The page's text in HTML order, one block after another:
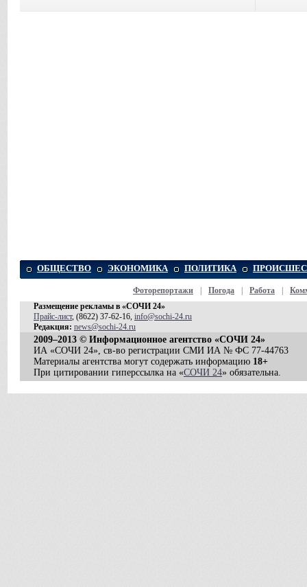
ОБЩЕСТВО ЭКОНОМИКА ПОЛИТИКА
Фоторепортажи Погода Работа
Размещение рекламы в «СОЧИ 24»
Прайс-лист, (8622) 37-62-16, info@sochi-24.ru
Редакция: news@sochi-24.ru
2009–2013 © Информационное агентство «СОЧИ 24»
ИА «СОЧИ 24», св-во регистрации СМИ ИА № ФС 77-44763
Материалы агентства могут содержать информацию 18+
При цитировании гиперссылка на «СОЧИ 24» обязательна.